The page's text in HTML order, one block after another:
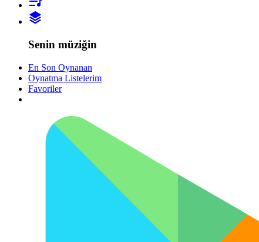
Senin müziğin
En Son Oynanan
Oynatma Listelerim
Favoriler